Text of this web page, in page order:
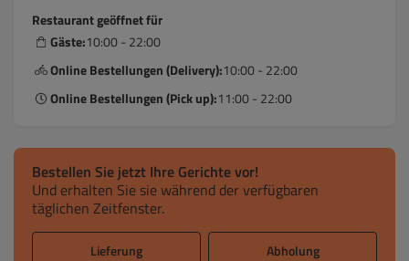
Restaurant geöffnet für
Gäste:10:00 - 22:00
Online Bestellungen (Delivery):10:00 - 22:00
Online Bestellungen (Pick up):11:00 - 22:00
Bestellen Sie jetzt Ihre Gerichte vor!
Und erhalten Sie sie während der verfügbaren
täglichen Zeitfenster.
Lieferung Abholung